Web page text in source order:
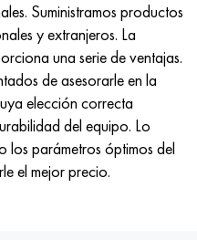
Suministramos productos
y extranjeros. La
una serie de ventajas.
de asesorarle en la
elección correcta
del equipo. Lo
los parámetros óptimos del
el mejor precio.